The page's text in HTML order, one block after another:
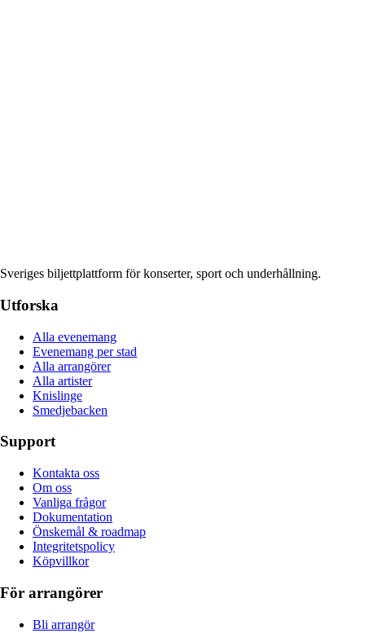
Sveriges biljettplattform för konserter, sport och underhållning.
Utforska
Alla evenemang
Evenemang per stad
Alla arrangörer
Alla artister
Knislinge
Smedjebacken
Support
Kontakta oss
Om oss
Vanliga frågor
Dokumentation
Önskemål & roadmap
Integritetspolicy
Köpvillkor
För arrangörer
Bli arrangör